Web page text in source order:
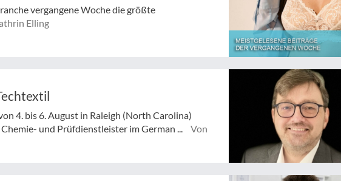
vergangene Woche die größte
Elling
4. bis 6. August in Raleigh (North Carolina)
und Prüfdienstleister im German ...
Von